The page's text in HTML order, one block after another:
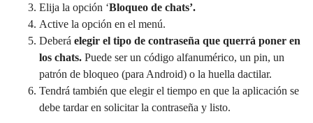
Elija la opción ‘Bloqueo de chats’.
Active la opción en el menú.
Deberá elegir el tipo de contraseña que querrá poner en
los chats. Puede ser un código alfanumérico, un pin, un
patrón de bloqueo (para Android) o la huella dactilar.
Tendrá también que elegir el tiempo en que la aplicación se
debe tardar en solicitar la contraseña y listo.